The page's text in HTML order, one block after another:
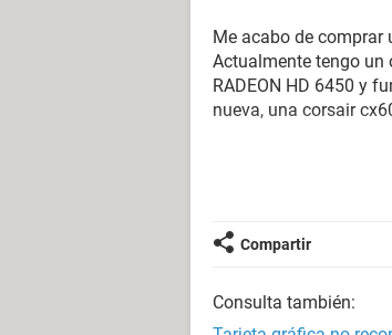
Me acabo de comprar
Actualmente tengo un
RADEON HD 6450 y
nueva, una corsair
luz verde, los
Qué podria ocasionar
Un saludo.
Compartir
Consulta también: